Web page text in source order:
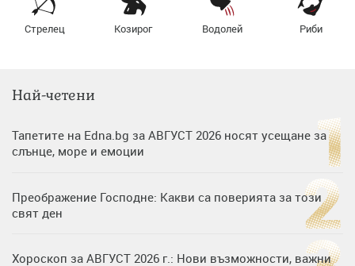
Стрелец Козирог Водолей Риби
Най-четени
Тапетите на Edna.bg за АВГУСТ 2026 носят усещане за
слънце, море и емоции
Преображение Господне: Какви са поверията за този
свят ден
Хороскоп за АВГУСТ 2026 г.: Нови възможности, важни